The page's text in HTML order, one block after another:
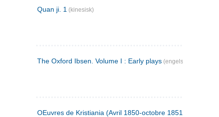
Quan ji. 1 (kinesisk)
The Oxford Ibsen. Volume I : Early plays (engelsk)
OEuvres de Kristiania (Avril 1850-octobre 1851) : Poèmes